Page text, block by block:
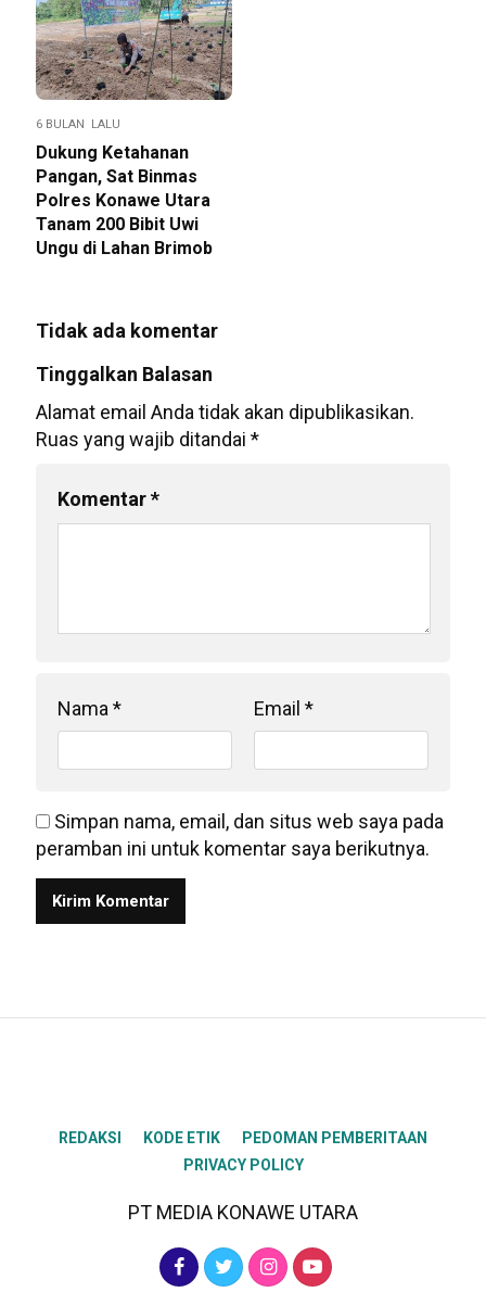
6 BULAN LALU
Dukung Ketahanan
Pangan, Sat Binmas
Polres Konawe Utara
Tanam 200 Bibit Uwi
Ungu di Lahan Brimob
Tidak ada komentar
Tinggalkan Balasan
Alamat email Anda tidak akan dipublikasikan.
Ruas yang wajib ditandai *
Komentar*
Nama * Email *
Simpan nama, email, dan situs web saya pada
peramban ini untuk komentar saya berikutnya.
REDAKSI KODE ETIK
PEDOMAN PEMBERITAAN
PRIVACY POLICY
PT MEDIA KONAWE UTARA